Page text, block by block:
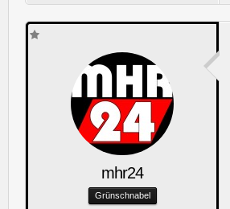
mhr24
Grünschnabel